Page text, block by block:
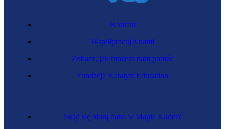
Monterka instalacji LPG
Skąd się biorą dane w Mapie Karier?
Kontakt
Współpracuj z nami
Zobacz, jak możesz nam pomóc
Fundacja Katalyst Education